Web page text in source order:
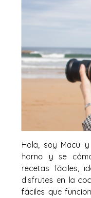
Hola, soy Macu
horno y se
recetas fáciles,
disfrutes en la
fáciles que